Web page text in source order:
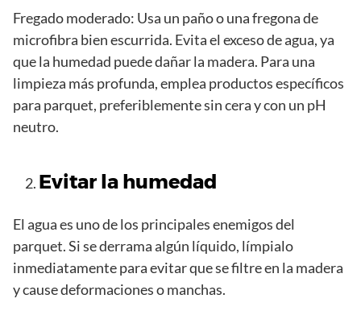
Fregado moderado: Usa un paño o una fregona de
microfibra bien escurrida. Evita el exceso de agua, ya
que la humedad puede dañar la madera. Para una
limpieza más profunda, emplea productos específicos
para parquet, preferiblemente sin cera y con un pH
neutro.
Evitar la humedad
El agua es uno de los principales enemigos del
parquet. Si se derrama algún líquido, límpialo
inmediatamente para evitar que se filtre en la madera
y cause deformaciones o manchas.